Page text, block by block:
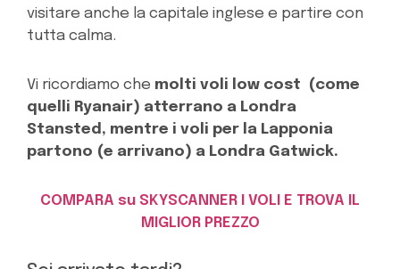
visitare anche la capitale inglese e partire con
tutta calma.
Vi ricordiamo che molti voli low cost (come
quelli Ryanair) atterrano a Londra
Stansted, mentre i voli per la Lapponia
partono (e arrivano) a Londra Gatwick.
COMPARA su SKYSCANNER I VOLI E TROVA IL
MIGLIOR PREZZO